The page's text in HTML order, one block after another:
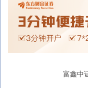
富鑫中